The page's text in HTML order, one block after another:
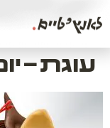
עוגת-